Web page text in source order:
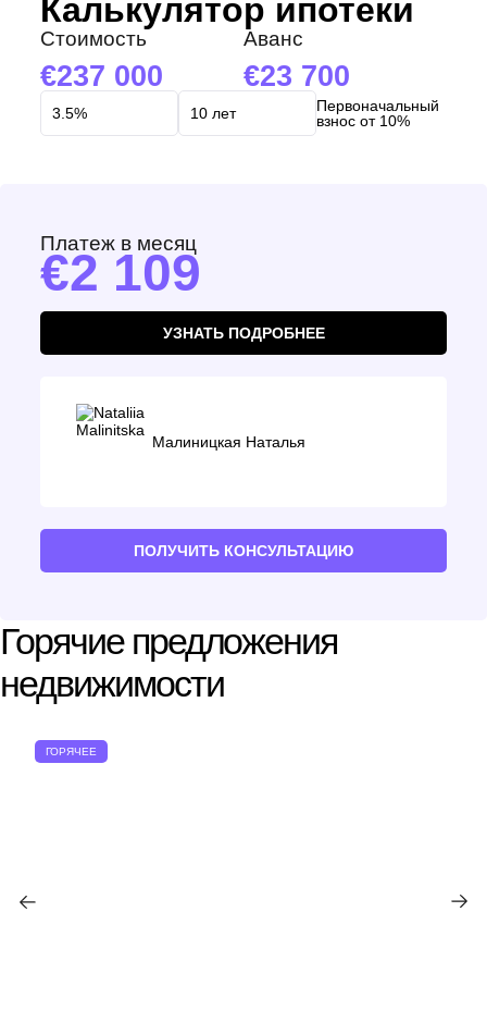
Калькулятор ипотеки
Стоимость
237 000
Аванс
23 700
Первоначальный
взнос от 10%
Платеж в месяц
2 109
УЗНАТЬ ПОДРОБНЕЕ
Малиницкая Наталья
ПОЛУЧИТЬ КОНСУЛЬТАЦИЮ
Горячие предложения
недвижимости
ГОРЯЧЕЕ